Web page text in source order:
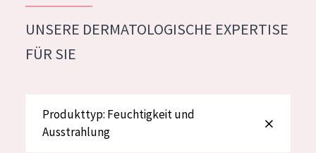
PRODUKTTYP
Feuchtigkeit und Ausstrahlung
Hautregeneration
Hautstraffung
French
Greek
UNSERE DERMATOLOGISCHE EXPERTISE
FÜR SIE
Produkttyp: Feuchtigkeit und
Ausstrahlung